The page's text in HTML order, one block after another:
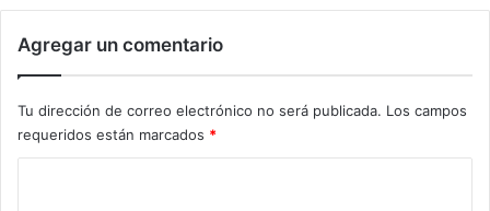
Agregar un comentario
Tu dirección de correo electrónico no será publicada. Los campos
requeridos están marcados *